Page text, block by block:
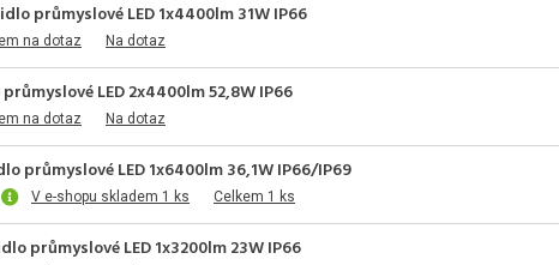
průmyslové LED 1x4400lm 31W IP66
na dotaz Na dotaz
LED 2x4400lm 52,8W IP66
na dotaz Na dotaz
průmyslové LED 1x6400lm 36,1W IP66/IP69
V e-shopu skladem 1 ks Celkem 1 ks
průmyslové LED 1x3200lm 23W IP66